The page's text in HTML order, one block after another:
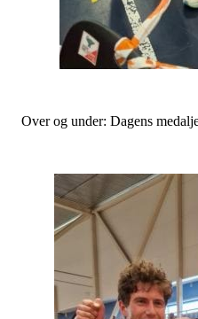
Over og under: Dagens